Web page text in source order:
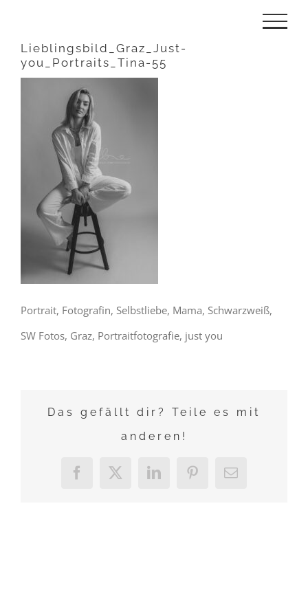
springen
Lieblingsbild_Graz_Just-
you_Portraits_Tina-55
Portrait, Fotografin, Selbstliebe, Mama, Schwarzweiß,
SW Fotos, Graz, Portraitfotografie, just you
Das gefällt dir? Teile es mit
anderen!
Facebook
X LinkedInPinterest
E-